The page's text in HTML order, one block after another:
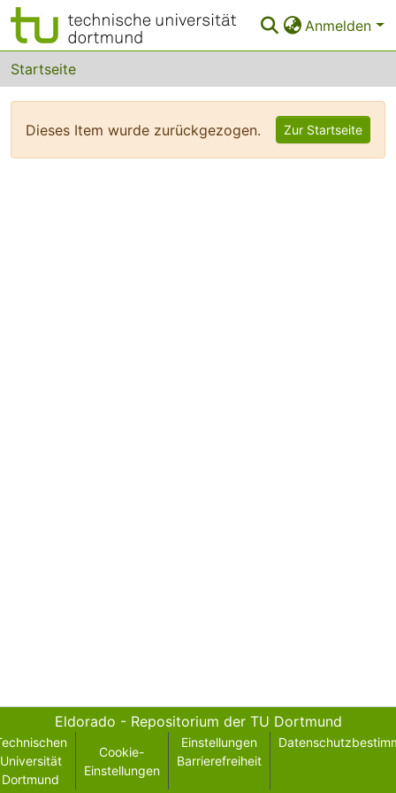
Anmelden
Bereiche & Sammlungen
Das gesamte Repositorium
FAQ
Startseite
Dieses Item wurde zurückgezogen. Zur Startseite
Eldorado - Repositorium der TU Dortmund
Universität
Dortmund
Cookie-
Einstellungen
Einstellungen
Barrierefreiheit